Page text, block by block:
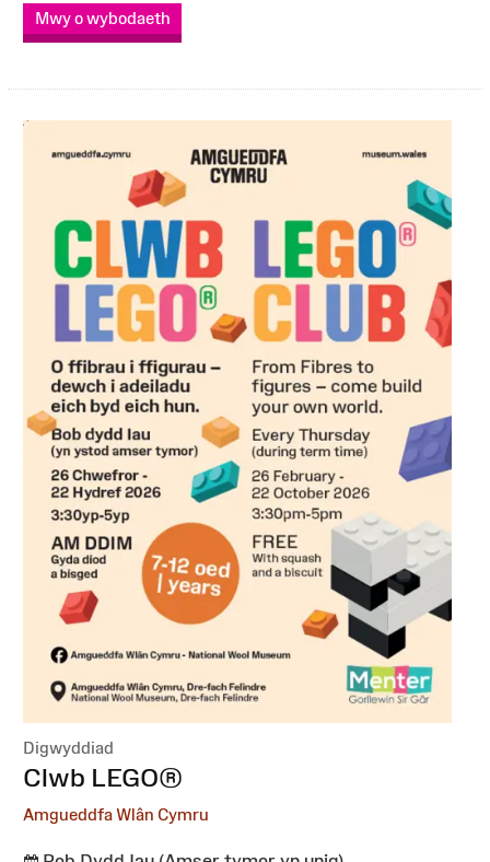
Mwy o wybodaeth
Digwyddiad
:Clwb LEGO®
Amgueddfa Wlân Cymru